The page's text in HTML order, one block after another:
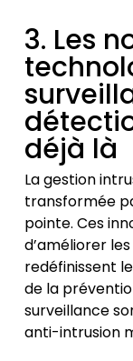
3. Les
déjà là
Lagestion
transformée
pointe. Ces
d’améliorer
redéfinissent
de la
surveillance
anti-intrusion